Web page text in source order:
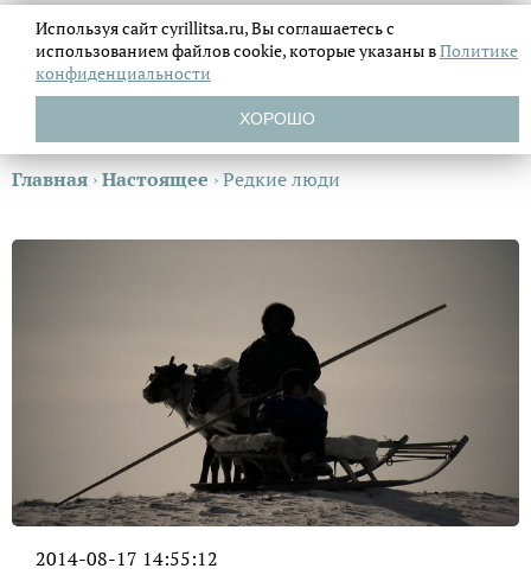
Главная ›Настоящее ›Редкие люди
2014-08-17 14:55:12
Используя сайт cyrillitsa.ru, Вы соглашаетесь с
использованием файловcookie, которые указаны вПолитике
конфиденциальности
ХОРОШО